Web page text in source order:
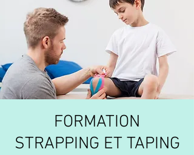
FORMATION
STRAPPING ET TAPING